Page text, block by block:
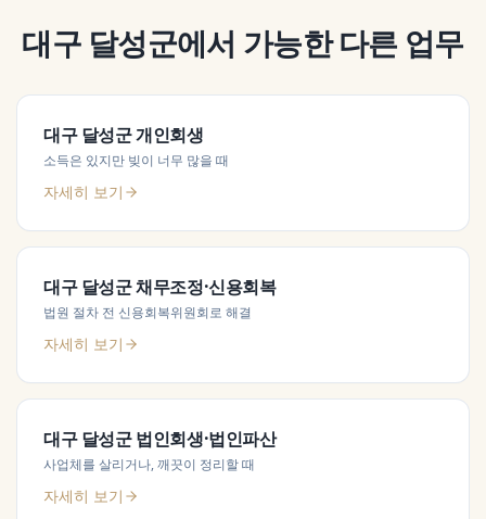
대구 달성군에서 가능한 다른 업무
대구 달성군개인회생
소득은 있지만 빚이 너무 많을 때
자세히 보기
대구 달성군채무조정·신용회복
법원 절차 전 신용회복위원회로 해결
자세히 보기
대구 달성군법인회생·법인파산
사업체를 살리거나, 깨끗이 정리할 때
자세히 보기